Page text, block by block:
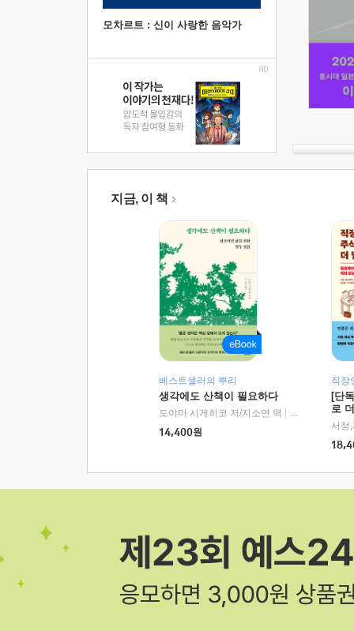
모차르트 : 신이 사랑한 음악가
지금, 이 책
베스트셀러의 뿌리
생각에도 산책이 필요하다
도야마 시게히코 저/지소연 역
알에이치코리
14,400원
직장
[단
로